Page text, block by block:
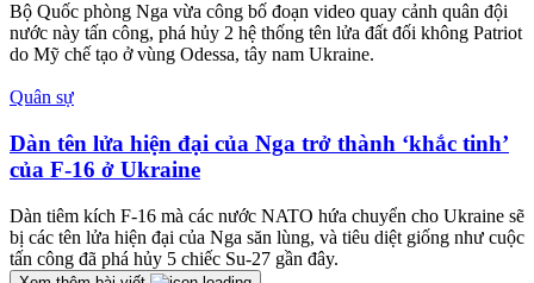
Bộ Quốc phòng Nga vừa công bố đoạn video quay cảnh quân đội
nước này tấn công, phá hủy 2 hệ thống tên lửa đất đối không Patriot
do Mỹ chế tạo ở vùng Odessa, tây nam Ukraine.
Quân sự
Dàn tên lửa hiện đại của Nga trở thành ‘khắc tinh’
của F-16 ở Ukraine
Dàn tiêm kích F-16 mà các nước NATO hứa chuyển cho Ukraine sẽ
bị các tên lửa hiện đại của Nga săn lùng, và tiêu diệt giống như cuộc
tấn công đã phá hủy 5 chiếc Su-27 gần đây.